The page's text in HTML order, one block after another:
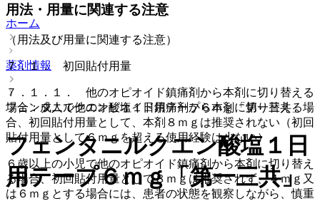
用法・用量に関連する注意
（用法及び用量に関連する注意）
７．１． 初回貼付用量
７．１．１． 他のオピオイド鎮痛剤から本剤に切り替える
場合：成人で他のオピオイド鎮痛剤から本剤に切り替える場
合、初回貼付用量として、本剤８ｍｇは推奨されない（初回
貼付用量として６ｍｇを超える使用経験は少ない）。
６歳以上の小児で他のオピオイド鎮痛剤から本剤に切り替え
る場合、初回貼付用量として８ｍｇは推奨されず、４ｍｇ又
は６ｍｇとする場合には、患者の状態を観察しながら、慎重
ホーム
薬剤情報
フェンタニルクエン酸塩１日用テープ６ｍｇ「第一三共」
フェンタニルクエン酸塩１日
用テープ６ｍｇ「第一三共」